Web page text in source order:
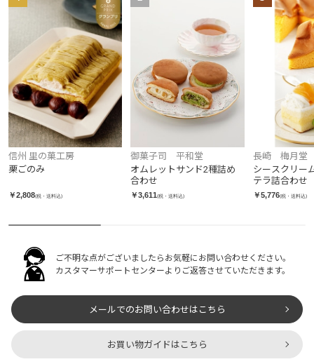
信州 里の菓工房
栗ごのみ
￥2,808(税・送料込)
御菓子司 平和堂
オムレットサンド2種詰め
合わせ
￥3,611(税・送料込)
長崎 梅月堂
シースクリー
テラ詰合わせ
￥5,776(税・送料込)
ご不明な点がございましたらお気軽にお問い合わせください。
カスタマーサポートセンターよりご返答させていただきます。
メールでのお問い合わせはこちら
お買い物ガイドはこちら